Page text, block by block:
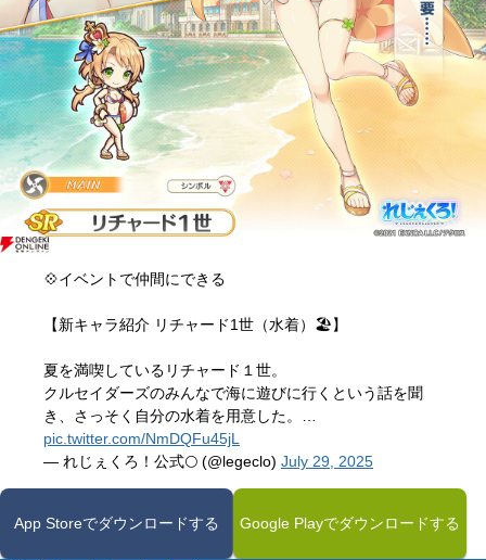
💠イベントで仲間にできる
【新キャラ紹介 リチャード1世（水着）🏖️】
夏を満喫しているリチャード１世。
クルセイダーズのみんなで海に遊びに行くという話を聞
き、さっそく自分の水着を用意した。…
pic.twitter.com/NmDQFu45jL
— れじぇくろ！公式🌕 (@legeclo) July 29, 2025
App Storeでダウンロードする Google Playでダウンロードする